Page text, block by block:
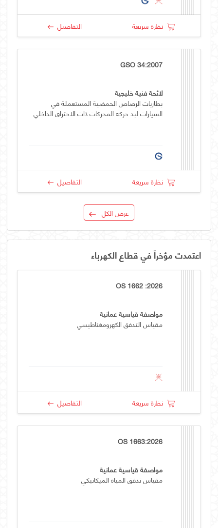
نظرة سريعة التفاصيل
GSO 34:2007
لائحة فنية خليجية
بطاريات الرصاص الحمضية المستعملة في
السيارات لبد حركة المحركات ذات الاحتراق الداخلي
نظرة سريعة التفاصيل
عرض الكل
اعتمدت مؤخراً في قطاع الكهرباء
OS 1662 :2026
مواصفة قياسية عمانية
مقياس التدفق الكهرومغناطيسي
نظرة سريعة التفاصيل
OS 1663:2026
مواصفة قياسية عمانية
مقياس تدفق المياه الميكانيكي